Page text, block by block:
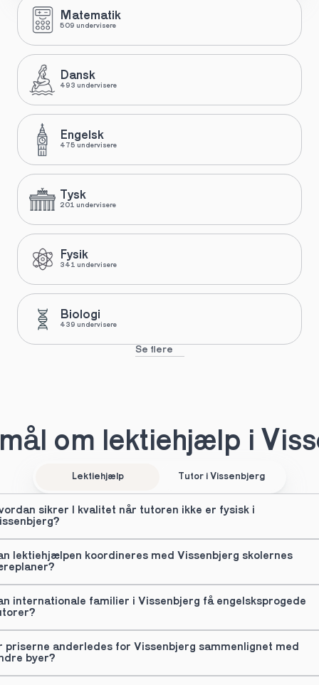
Matematik
509 undervisere
Dansk
493 undervisere
Engelsk
475 undervisere
Tysk
201 undervisere
Fysik
341 undervisere
Biologi
439 undervisere
Se flere
om lektiehjælp i
Lektiehjælp Tutor i Vissenbjerg
sikrer I kvalitet når tutoren ikke er fysisk i
lektiehjælpen koordineres med Vissenbjerg skolernes
internationale familier i Vissenbjerg få engelsksprogede
priserne anderledes for Vissenbjerg sammenlignet med
byer?